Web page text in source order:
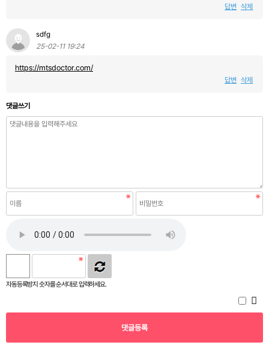
답변 삭제
sdfg
25-02-11 19:24
https://mtsdoctor.com/
답변 삭제
댓글쓰기
자동등록방지 숫자를 순서대로 입력하세요.